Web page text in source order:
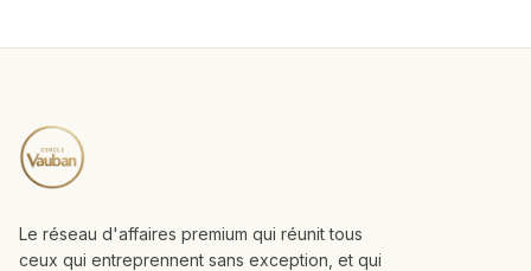
Le réseau d'affaires premium qui réunit tous
ceux qui entreprennent sans exception, et qui